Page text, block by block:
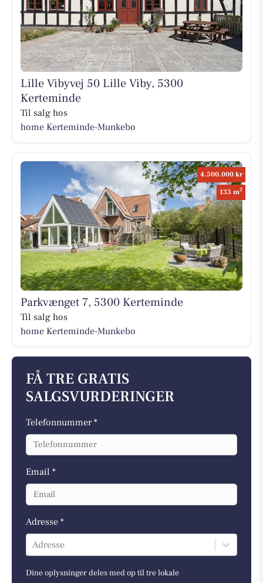
Lille Vibyvej 50 Lille Viby, 5300
Kerteminde
Til salg hos
home Kerteminde-Munkebo
4.500.000 kr
133 m2
Parkvænget 7, 5300 Kerteminde
Til salg hos
home Kerteminde-Munkebo
FÅ TRE GRATIS
SALGSVURDERINGER
Telefonnummer *
Email *
Adresse *
Adresse
Dine oplysninger deles med op til tre lokale